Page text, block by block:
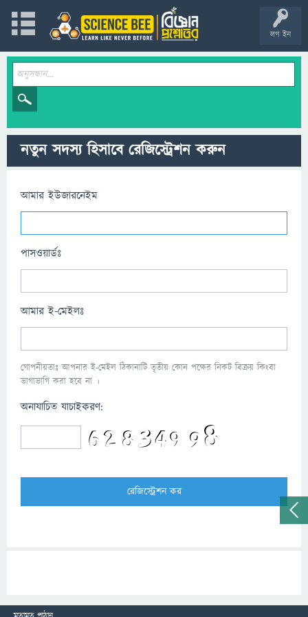
লগ ইন
নতুন সদস্য হিসাবে রেজিস্ট্রেশন করুন
আমার ইউজারনেইম
পাসওয়ার্ডঃ
আমার ই-মেইলঃ
গোপনীয়তাঃ আপনার ই-মেইল ঠিকানাটি তৃতীয় কোন পক্ষের নিকট বিক্রয় কিংবা
ভাগাভাগি করা হবে না ।
অনাযাচিত যাচাইকরণ: